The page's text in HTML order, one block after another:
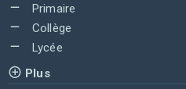
Primaire
Collège
Lycée
Plus